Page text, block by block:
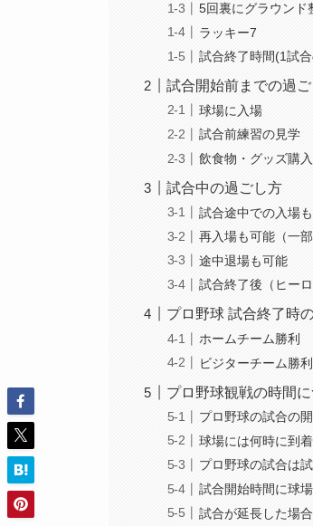
5回裏にグラウンド
ラッキー7
試合終了時間(1試
試合開始前までの過
球場に入場
試合前練習の見学
飲食物・グッズ購入
試合中の過ごし方
試合途中での入場
再入場も可能（一部
途中退場も可能
試合終了後（ヒー
プロ野球 試合終了時
ホームチーム勝利
ビジターチーム勝利
プロ野球観戦の時間
プロ野球の試合の
球場には何時に到
プロ野球の試合は
試合開始時間に球
試合が延長した場